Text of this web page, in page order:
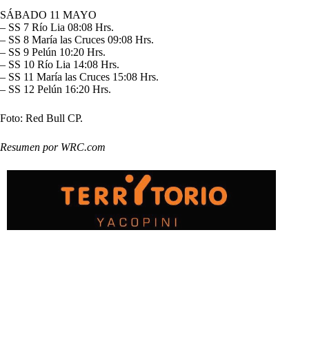
SÁBADO 11 MAYO
– SS 7 Río Lia 08:08 Hrs.
– SS 8 María las Cruces 09:08 Hrs.
– SS 9 Pelún 10:20 Hrs.
– SS 10 Río Lia 14:08 Hrs.
– SS 11 María las Cruces 15:08 Hrs.
– SS 12 Pelún 16:20 Hrs.
Foto: Red Bull CP.
Resumen por WRC.com